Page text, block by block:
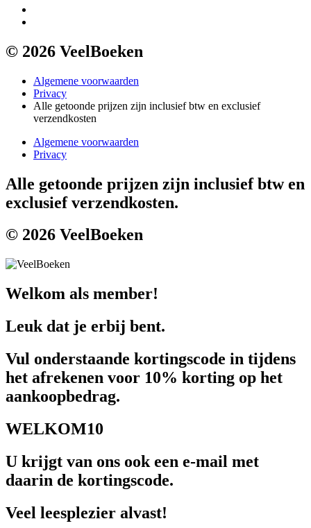
© 2026 VeelBoeken
Algemene voorwaarden
Privacy
Alle getoonde prijzen zijn inclusief btw en exclusief
verzendkosten
Algemene voorwaarden
Privacy
Alle getoonde prijzen zijn inclusief btw en
exclusief verzendkosten.
© 2026 VeelBoeken
Welkom als member!
Leuk dat je erbij bent.
Vul onderstaande kortingscode in tijdens
het afrekenen voor 10% korting op het
aankoopbedrag.
WELKOM10
U krijgt van ons ook een e-mail met
daarin de kortingscode.
Veel leesplezier alvast!